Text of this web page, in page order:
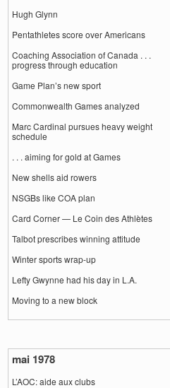
Hugh Glynn
Pentathletes score over Americans
Coaching Association of Canada . . .
progress through education
Game Plan’s new sport
Commonwealth Games analyzed
Marc Cardinal pursues heavy weight
schedule
. . . aiming for gold at Games
New shells aid rowers
NSGBs like COA plan
Card Corner — Le Coin des Athlètes
Talbot prescribes winning attitude
Winter sports wrap-up
Lefty Gwynne had his day in L.A.
Moving to a new block
mai 1978
L’AOC: aide aux clubs